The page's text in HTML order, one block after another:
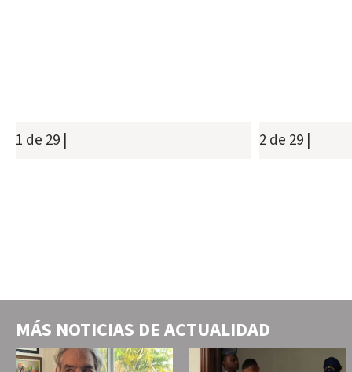
1 de 29 | 2 de 29 |
MÁS NOTICIAS DEACTUALIDAD